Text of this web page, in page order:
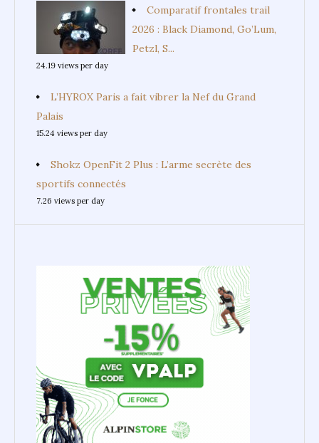
Comparatif frontales trail
2026 : Black Diamond, Go’Lum,
Petzl, S...
24.19 views per day
L’HYROX Paris a fait vibrer la Nef du Grand
Palais
15.24 views per day
Shokz OpenFit 2 Plus : L’arme secrète des
sportifs connectés
7.26 views per day